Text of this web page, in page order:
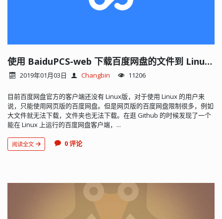
使用 BaiduPCS-web 下载百度网盘的文件到 Linux 服务器
2019年01月03日 Changbin 11206
目前百度网盘官方的客户端还没有 Linux版，对于使用 Linux 的用户来
说，只能使用网页版的百度网盘。但是网页版的百度网盘限制很多，例如
大文件就无法下载，文件夹也无法下载。在逛 Github 的时候发现了一个
能在 Linux 上运行的百度网盘客户端，...
阅读全文 0 评论